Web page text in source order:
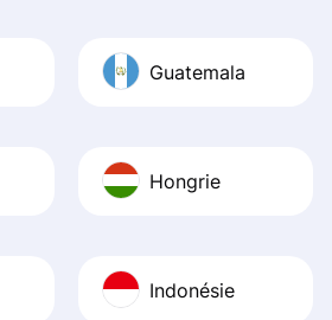
Guatemala
Hongrie
Indonésie